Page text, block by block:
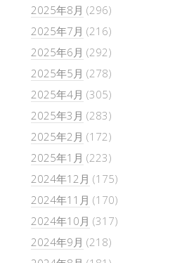
2025年8月 (296)
2025年7月 (216)
2025年6月 (292)
2025年5月 (278)
2025年4月 (305)
2025年3月 (283)
2025年2月 (172)
2025年1月 (223)
2024年12月 (175)
2024年11月 (170)
2024年10月 (317)
2024年9月 (218)